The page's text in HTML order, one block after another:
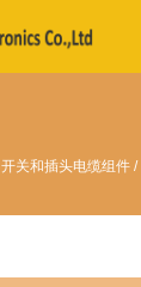
开关和插头电缆组件 /